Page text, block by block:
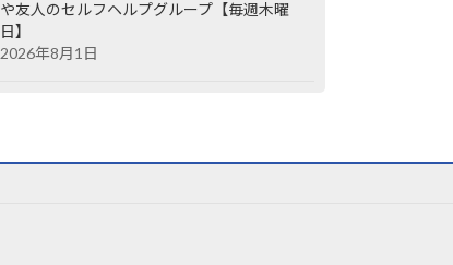
や友人のセルフヘルプグループ【毎週木曜
日】
2026年8月1日